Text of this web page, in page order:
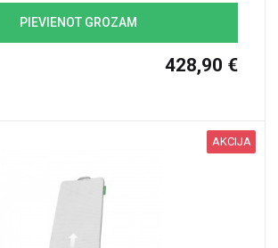
PIEVIENOT GROZAM
428,90 €
AKCIJA